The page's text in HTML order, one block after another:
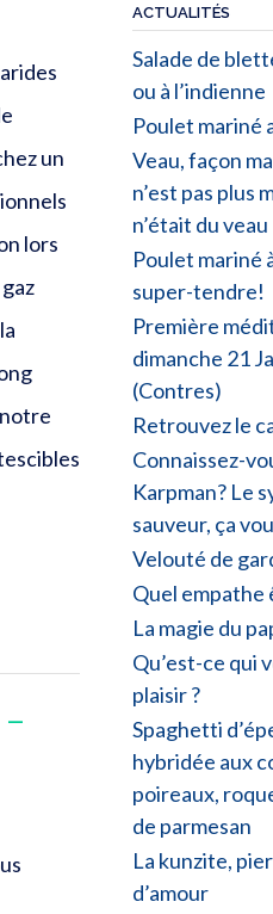
un
lors
ACTUALITÉS
Salade de
ou à l’indienne
Poulet mariné
Veau, façon
n’est pas plus
n’était du veau
Poulet mariné
super-tendre!
Première
dimanche 21
(Contres)
Retrouvez le
Connaissez-
Karpman? Le
sauveur, ça
Velouté de
Quel empathe
La magie du
Qu’est-ce qui
plaisir ?
Spaghetti
hybridée aux
poireaux,
de parmesan
La kunzite,
d’amour